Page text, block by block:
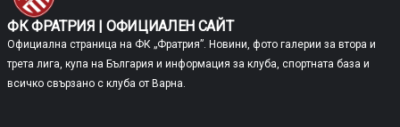
ФК ФРАТРИЯ | ОФИЦИАЛЕН САЙТ
Официална страница на ФК „Фратрия”. Новини, фото галерии за втора и
трета лига, купа на България и информация за клуба, спортната база и
всичко свързано с клуба от Варна.